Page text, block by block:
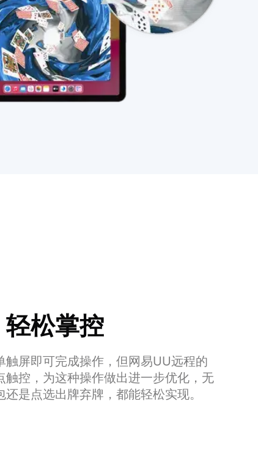
轻松掌控
触屏即可完成操作，但网易UU远程的
触控，为这种操作做出进一步优化，无
是点选出牌弃牌，都能轻松实现。